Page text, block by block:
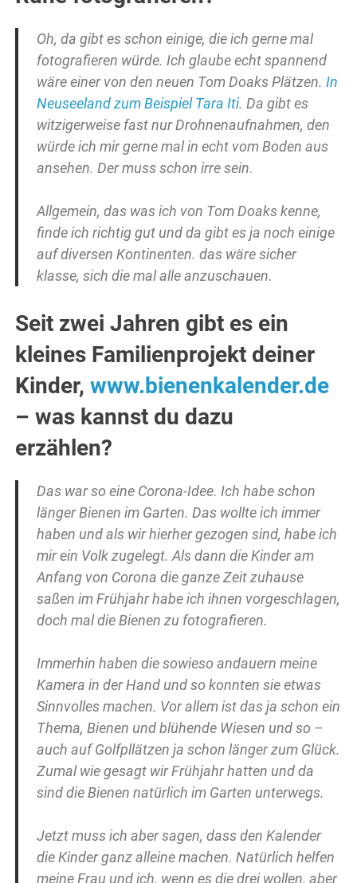
Oh, da gibt es schon einige, die ich gerne mal
fotografieren würde. Ich glaube echt spannend
wäre einer von den neuen Tom Doaks Plätzen. In
Neuseeland zum Beispiel Tara Iti. Da gibt es
witzigerweise fast nur Drohnenaufnahmen, den
würde ich mir gerne mal in echt vom Boden aus
ansehen. Der muss schon irre sein.
Allgemein, das was ich von Tom Doaks kenne,
finde ich richtig gut und da gibt es ja noch einige
auf diversen Kontinenten. das wäre sicher
klasse, sich die mal alle anzuschauen.
Seit zwei Jahren gibt es ein
kleines Familienprojekt deiner
Kinder,www.bienenkalender.de
– was kannst du dazu
erzählen?
Das war so eine Corona-Idee. Ich habe schon
länger Bienen im Garten. Das wollte ich immer
haben und als wir hierher gezogen sind, habe ich
mir ein Volk zugelegt. Als dann die Kinder am
Anfang von Corona die ganze Zeit zuhause
saßen im Frühjahr habe ich ihnen vorgeschlagen,
doch mal die Bienen zu fotografieren.
Immerhin haben die sowieso andauern meine
Kamera in der Hand und so konnten sie etwas
Sinnvolles machen. Vor allem ist das ja schon ein
Thema, Bienen und blühende Wiesen und so –
auch auf Golfpllätzen ja schon länger zum Glück.
Zumal wie gesagt wir Frühjahr hatten und da
sind die Bienen natürlich im Garten unterwegs.
Jetzt muss ich aber sagen, dass den Kalender
die Kinder ganz alleine machen. Natürlich helfen
meine Frau und ich, wenn es die drei wollen, aber